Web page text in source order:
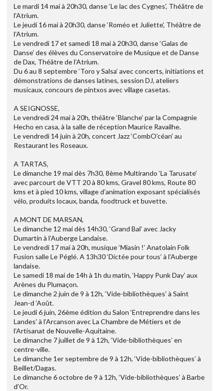
Le mardi 14 mai à 20h30, danse ‘Le lac des Cygnes’, Théâtre de
l’Atrium.
Le jeudi 16 mai à 20h30, danse ‘Roméo et Juliette’, Théâtre de
l’Atrium.
Le vendredi 17 et samedi 18 mai à 20h30, danse ‘Galas de
Danse’ des élèves du Conservatoire de Musique et de Danse
de Dax, Théâtre de l’Atrium.
Du 6 au 8 septembre ‘Toro y Salsa’ avec concerts, initiations et
démonstrations de danses latines, session DJ, ateliers
musicaux, concours de pintxos avec village casetas.
A SEIGNOSSE,
Le vendredi 24 mai à 20h, théâtre ‘Blanche’ par la Compagnie
Hecho en casa, à la salle de réception Maurice Ravailhe.
Le vendredi 14 juin à 20h, concert Jazz ‘CombO’céan’ au
Restaurant les Roseaux.
A TARTAS,
Le dimanche 19 mai dès 7h30, 8ème Multirando ‘La Tarusate’
avec parcourt de VTT 20 à 80 kms, Gravel 80 kms, Route 80
kms et à pied 10 kms, village d’animation exposant spécialisés
vélo, produits locaux, banda, foodtruck et buvette.
A MONT DE MARSAN,
Le dimanche 12 mai dès 14h30, ‘Grand Bal’ avec Jacky
Dumartin à l’Auberge Landaise.
Le vendredi 17 mai à 20h, musique ‘Miasin !’ Anatolain Folk
Fusion salle Le Péglé. A 13h30 ‘Dictée pour tous’ à l’Auberge
landaise.
Le samedi 18 mai de 14h à 1h du matin, ‘Happy Punk Day’ aux
Arènes du Plumaçon.
Le dimanche 2 juin de 9 à 12h, ‘Vide-bibliothèques’ à Saint
Jean-d ’Août.
Le jeudi 6 juin, 26ème édition du Salon ‘Entreprendre dans les
Landes’ à l’Arcanson avec La Chambre de Métiers et de
l’Artisanat de Nouvelle-Aquitaine.
Le dimanche 7 juillet de 9 à 12h, ‘Vide-bibliothèques’ en
centre-ville.
Le dimanche 1er septembre de 9 à 12h, ‘Vide-bibliothèques’ à
Beillet/Dagas.
Le dimanche 6 octobre de 9 à 12h, ‘Vide-bibliothèques’ à Barbe
d’Or.